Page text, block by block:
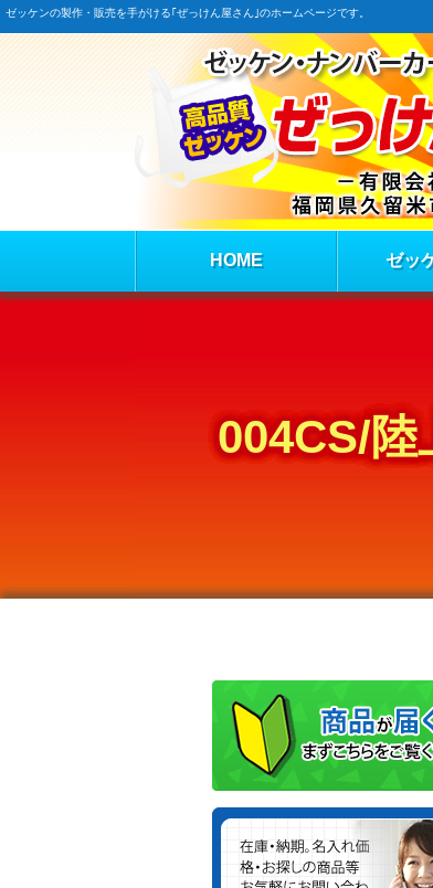
ゼッケンの製作・販売を手がける｢ぜっけん屋さん｣のホームページです。
HOME ゼッ
004CS/